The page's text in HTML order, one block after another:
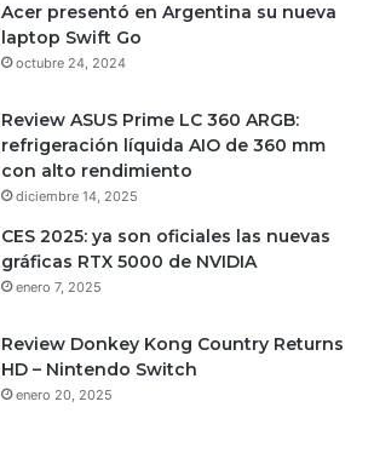
Acer presentó en Argentina su nueva
laptop Swift Go
octubre 24, 2024
Review ASUS Prime LC 360 ARGB:
refrigeración líquida AIO de 360 mm
con alto rendimiento
diciembre 14, 2025
CES 2025: ya son oficiales las nuevas
gráficas RTX 5000 de NVIDIA
enero 7, 2025
Review Donkey Kong Country Returns
HD – Nintendo Switch
enero 20, 2025